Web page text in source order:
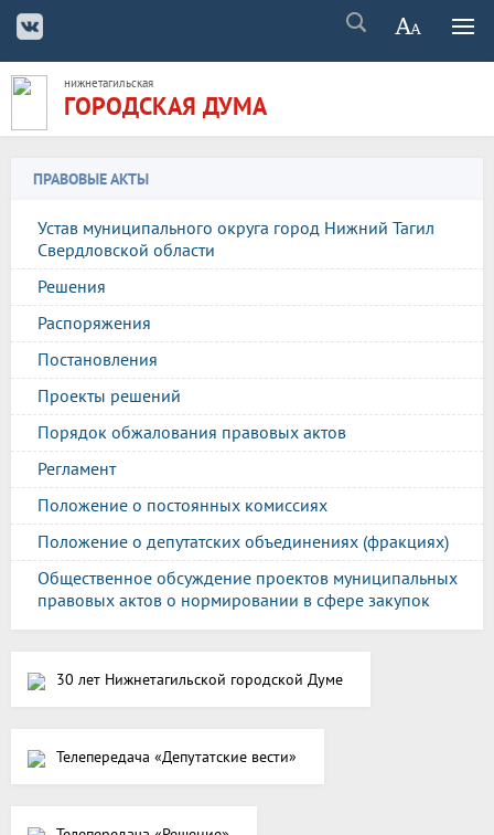
нижнетагильская
ГОРОДСКАЯ ДУМА
ПРАВОВЫЕ АКТЫ
Устав муниципального округа город Нижний Тагил
Свердловской области
Решения
Распоряжения
Постановления
Проекты решений
Порядок обжалования правовых актов
Регламент
Положение о постоянных комиссиях
Положение о депутатских объединениях (фракциях)
Общественное обсуждение проектов муниципальных
правовых актов о нормировании в сфере закупок
30 лет Нижнетагильской городской Думе
Телепередача «Депутатские вести»